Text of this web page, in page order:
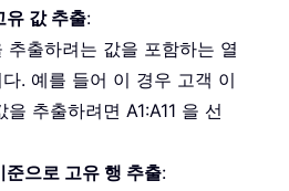
유 값 추출:
추출하려는 값을 포함하는 열
. 예를 들어 이 경우 고객 이
을 추출하려면 A1:A11 을 선
준으로 고유 행 추출: